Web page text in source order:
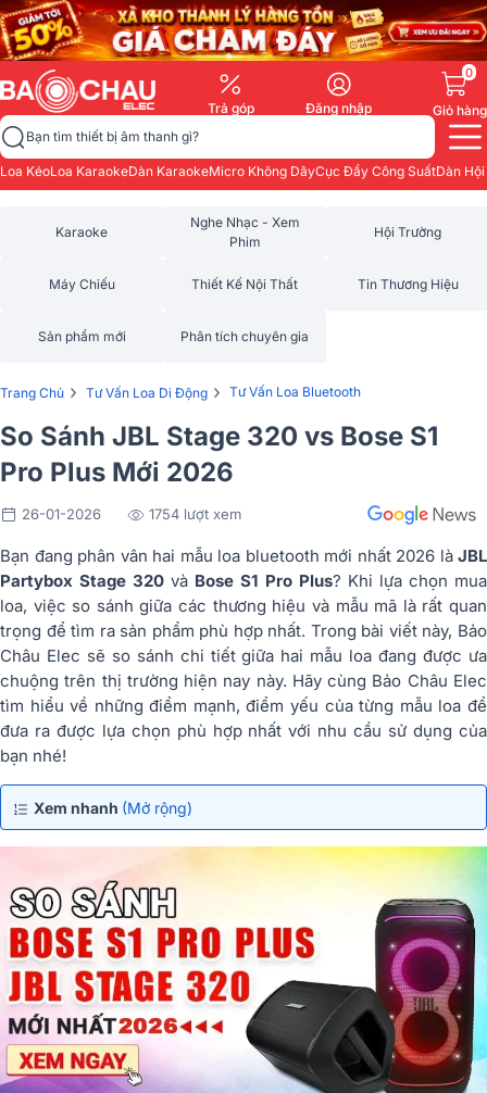
Trả góp Đăng nhập
0
Giỏ hàng
Bạn tìm thiết bị âm thanh gì?
Loa KéoLoa KaraokeDàn KaraokeMicro Không DâyCục Đẩy Công SuấtDàn
Karaoke
Nghe Nhạc - Xem
Phim
Hội Trường
Máy Chiếu Thiết Kế Nội Thất Tin Thương Hiệu
Sản phẩm mới Phân tích chuyên gia
Trang Chủ › Tư Vấn Loa Di Động › Tư Vấn Loa Bluetooth
So Sánh JBL Stage 320 vs Bose S1
Pro Plus Mới 2026
26-01-2026 1754 lượt xem
Bạn đang phân vân hai mẫu loa bluetooth mới nhất 2026 là JBL
Partybox Stage 320 và Bose S1 Pro Plus? Khi lựa chọn mua
loa, việc so sánh giữa các thương hiệu và mẫu mã là rất quan
trọng để tìm ra sản phẩm phù hợp nhất. Trong bài viết này, Bảo
Châu Elec sẽ so sánh chi tiết giữa hai mẫu loa đang được ưa
chuộng trên thị trường hiện nay này. Hãy cùng Bảo Châu Elec
tìm hiểu về những điểm mạnh, điểm yếu của từng mẫu loa để
đưa ra được lựa chọn phù hợp nhất với nhu cầu sử dụng của
bạn nhé!
Xem nhanh (Mở rộng)